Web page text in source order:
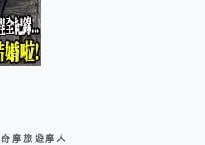
奇摩旅遊摩人